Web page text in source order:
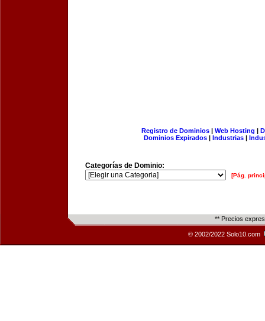
Registro de Dominios| Web Hosting |
Dominios Expirados | Industrias |
Categorías de Dominio:
[Pág.
** Precios
© 2002/2022 Solo10.com